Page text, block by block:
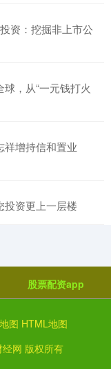
资：挖掘非上市公
，从“一元钱打火
祥增持信和置业
投资更上一层楼
股票配资app
图 HTML地图
网 版权所有